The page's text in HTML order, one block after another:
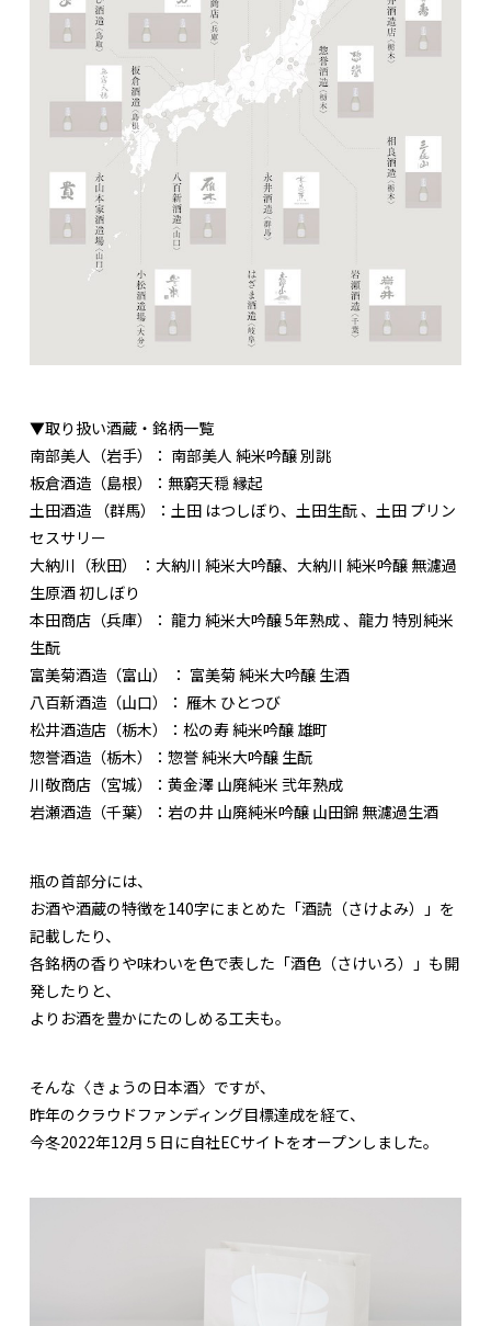
▼取り扱い酒蔵・銘柄一覧
南部美人（岩手）： 南部美人 純米吟醸 別誂
板倉酒造（島根）：無窮天穏 縁起
土田酒造 （群馬）：土田 はつしぼり、土田生酛 、土田 プリン
セスサリー
大納川（秋田） ：大納川 純米大吟醸、大納川 純米吟醸 無濾過
生原酒 初しぼり
本田商店（兵庫）： 龍力 純米大吟醸 5年熟成 、龍力 特別純米
生酛
富美菊酒造（富山） ： 富美菊 純米大吟醸 生酒
八百新酒造（山口）： 雁木 ひとつび
松井酒造店（栃木）：松の寿 純米吟醸 雄町
惣誉酒造（栃木）：惣誉 純米大吟醸 生酛
川敬商店（宮城）：黄金澤 山廃純米 弐年熟成
岩瀬酒造（千葉）：岩の井 山廃純米吟醸 山田錦 無濾過生酒
瓶の首部分には、
お酒や酒蔵の特徴を140字にまとめた「酒読（さけよみ）」を
記載したり、
各銘柄の香りや味わいを色で表した「酒色（さけいろ）」も開
発したりと、
よりお酒を豊かにたのしめる工夫も。
そんな〈きょうの日本酒〉ですが、
昨年のクラウドファンディング目標達成を経て、
今冬2022年12月５日に自社ECサイトをオープンしました。